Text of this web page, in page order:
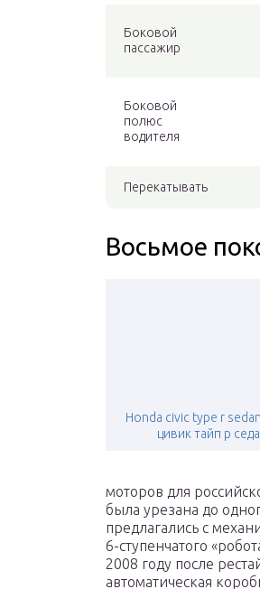
Боковой
пассажир
Боковой
полюс
водителя
Перекатывать
Восьмое
Honda civic type r
цивик тайп р
моторов для
была урезана до
предлагались с
6-ступенчатого
2008 году после
автоматическая